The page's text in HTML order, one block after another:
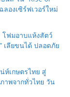
องเซิร์ฟเวอร์ใหม่
โฟมอาบแห้งสัตว์
เลียขนได้ ปลอดภัย
ห์เกษตรไทย สู่
าพจากทั่วไทย วัน